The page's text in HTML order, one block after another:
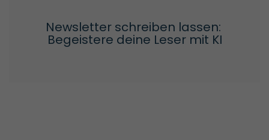
Newsletter schreiben lassen:
Begeistere deine Leser mit KI